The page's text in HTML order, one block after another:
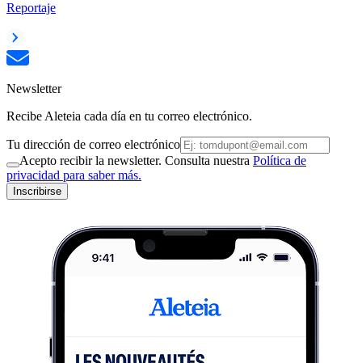
Reportaje
Newsletter
Recibe Aleteia cada día en tu correo electrónico.
Tu dirección de correo electrónico
Acepto recibir la newsletter. Consulta nuestra Política de
privacidad para saber más.
Inscribirse